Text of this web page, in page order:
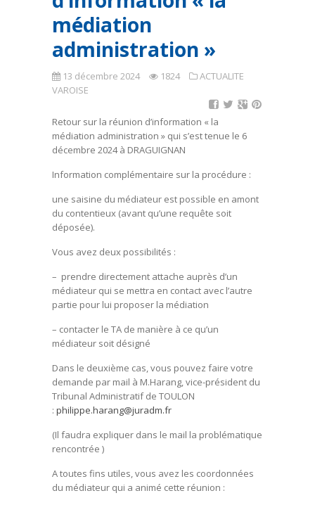
médiation
administration »
13 décembre 2024 1824
ACTUALITE
VAROISE
Retour sur la réunion d’information « la
médiation administration » qui s’est tenue le 6
décembre 2024 à DRAGUIGNAN
Information complémentaire sur la procédure :
une saisine du médiateur est possible en amont
du contentieux (avant qu’une requête soit
déposée).
Vous avez deux possibilités :
– prendre directement attache auprès d’un
médiateur qui se mettra en contact avec l’autre
partie pour lui proposer la médiation
– contacter le TA de manière à ce qu’un
médiateur soit désigné
Dans le deuxième cas, vous pouvez faire votre
demande par mail à M.Harang, vice-président du
Tribunal Administratif de TOULON
: philippe.harang@juradm.fr
(Il faudra expliquer dans le mail la problématique
rencontrée )
A toutes fins utiles, vous avez les coordonnées
du médiateur qui a animé cette réunion :